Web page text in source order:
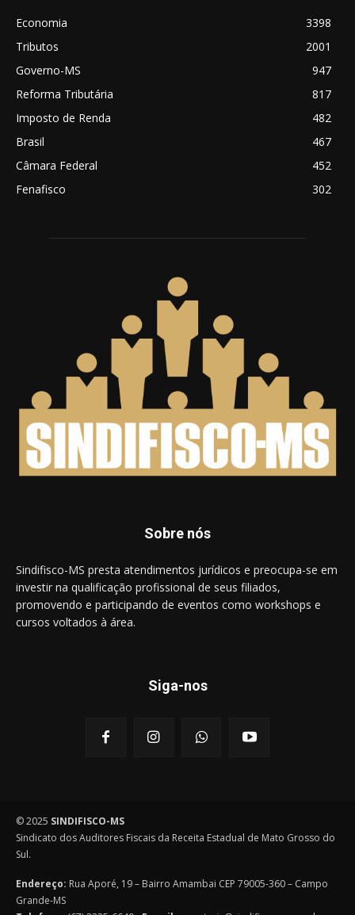
Economia
3398
Tributos
2001
Governo-MS
947
Reforma Tributária
817
Imposto de Renda
482
Brasil
467
Câmara Federal
452
Fenafisco
302
Sobre nós
Sindifisco-MS presta atendimentos jurídicos e preocupa-se em
investir na qualificação profissional de seus filiados,
promovendo e participando de eventos como workshops e
cursos voltados à área.
Siga-nos
© 2025 SINDIFISCO-MS
Sindicato dos Auditores Fiscais da Receita Estadual de Mato Grosso do
Sul.
Endereço: Rua Aporé, 19 – Bairro Amambai CEP 79005-360 – Campo
Grande-MS